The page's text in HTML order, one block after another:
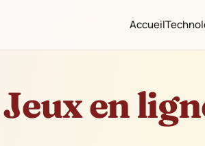
Accueil
Jeux en